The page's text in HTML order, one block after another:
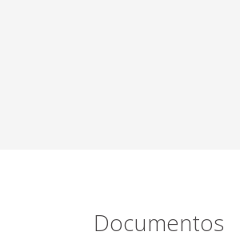
Documentos